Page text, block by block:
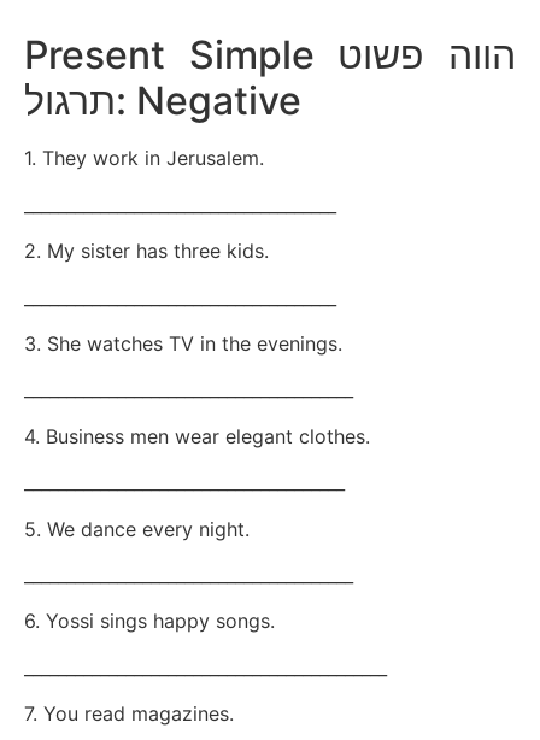
Present Simple הווה פשוט
תרגול: Negative
1. They work in Jerusalem.
2. My sister has three kids.
3. She watches TV in the evenings.
4. Business men wear elegant clothes.
5. We dance every night.
6. Yossi sings happy songs.
7. You read magazines.